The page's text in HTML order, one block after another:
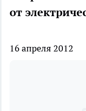
от
16 апреля 2012